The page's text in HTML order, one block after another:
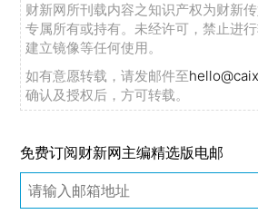
财新网所刊载内容之知识产权为财新
专属所有或持有。未经许可，禁止进
建立镜像等任何使用。
如有意愿转载，请发邮件至
确认及授权后，方可转载。
免费订阅财新网主编精选版电邮